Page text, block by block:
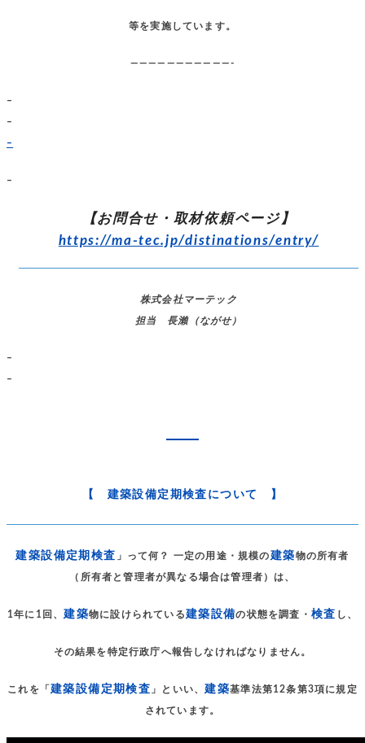
等を実施しています。
———————————-
–
–
–
–
【お問合せ・取材依頼ページ】
https://ma-tec.jp/distinations/entry/
株式会社マーテック
担当 長瀨（ながせ）
–
–
【 建築設備定期検査について 】
建築設備定期検査 」って何？ 一定の用途・規模の建築物の所有者
（所有者と管理者が異なる場合は管理者）は、
1年に1回、建築物に設けられている建築設備の状態を調査・ 検査 し、
その結果を特定行政庁へ報告しなければなりません。
これを「建築設備定期検査 」といい、建築基準法第12条第3項に規定
されています。